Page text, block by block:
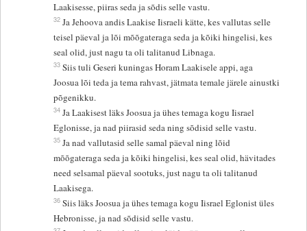
Laakisesse, piiras seda ja sõdis selle vastu.
32 Ja Jehoova andis Laakise Iisraeli kätte, kes vallutas selle
teisel päeval ja lõi mõõgateraga seda ja kõiki hingelisi, kes
seal olid, just nagu ta oli talitanud Libnaga.
33 Siis tuli Geseri kuningas Horam Laakisele appi, aga
Joosua lõi teda ja tema rahvast, jätmata temale järele ainustki
põgenikku.
34 Ja Laakisest läks Joosua ja ühes temaga kogu Iisrael
Eglonisse, ja nad piirasid seda ning sõdisid selle vastu.
35 Ja nad vallutasid selle samal päeval ning lõid
mõõgateraga seda ja kõiki hingelisi, kes seal olid, hävitades
need selsamal päeval sootuks, just nagu ta oli talitanud
Laakisega.
36 Siis läks Joosua ja ühes temaga kogu Iisrael Eglonist üles
Hebronisse, ja nad sõdisid selle vastu.